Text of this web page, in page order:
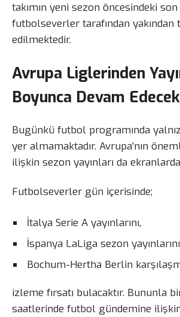
takımın yeni sezon öncesindeki
futbolseverler tarafından yakından
edilmektedir.
Avrupa Liglerinden
Boyunca Devam
Bugünkü futbol programında
yer almamaktadır. Avrupa’nın
ilişkin sezon yayınları da
Futbolseverler gün içerisinde;
İtalya Serie A yayınlarını,
İspanya LaLiga sezon
Bochum-Hertha Berlin
izleme fırsatı bulacaktır. Bununla
saatlerinde futbol gündemine